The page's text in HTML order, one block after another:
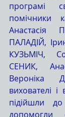
програмі
помічники
Анастасія
ПАЛАДІЙ,
КУЗЬМІЧ,
СЕНИК,
Вероніка
вихователі і
підійшли
допомогли